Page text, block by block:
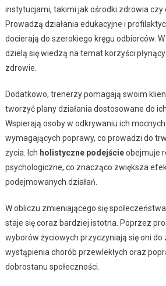
instytucjami, takimi jak ośrodki zdrowia czy
Prowadzą działania edukacyjne i
docierają do szerokiego kręgu odbiorców.
dzielą się wiedzą na temat korzyści
zdrowie.
Dodatkowo, trenerzy pomagają swoim
tworzyć plany działania dostosowane do
Wspierają osoby w odkrywaniu ich
wymagających poprawy, co prowadzi do
życia. Ich holistyczne podejścieobejmuje
psychologiczne, co znacząco zwiększa
podejmowanych działań.
W obliczu zmieniającego się społeczeństwa
staje się coraz bardziej istotna. Poprzez
wyborów życiowych przyczyniają się oni
wystąpienia chorób przewlekłych oraz
dobrostanu społeczności.